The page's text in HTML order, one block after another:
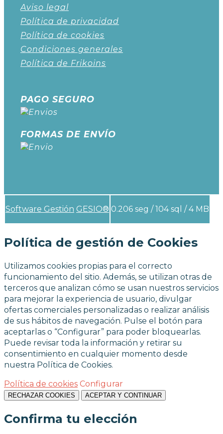
Aviso legal
Política de privacidad
Política de cookies
Condiciones generales
Política de Frikoins
PAGO SEGURO
FORMAS DE ENVÍO
Software Gestión GESIO® 0.206 seg /104 sql / 4 MB
Política de gestión de Cookies
Utilizamos cookies propias para el correcto
funcionamiento del sitio. Además, se utilizan otras de
terceros que analizan cómo se usan nuestros servicios
para mejorar la experiencia de usuario, divulgar
ofertas comerciales personalizadas o realizar análisis
de sus hábitos de navegación. Pulse el botón para
aceptarlas o “Configurar” para poder bloquearlas.
Puede revisar toda la información y retirar su
consentimiento en cualquier momento desde
nuestra Política de Cookies.
Política de cookies Configurar
RECHAZAR COOKIES ACEPTAR Y CONTINUAR
Confirma tu elección